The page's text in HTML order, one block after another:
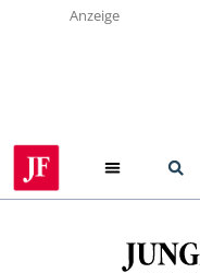
Anzeige